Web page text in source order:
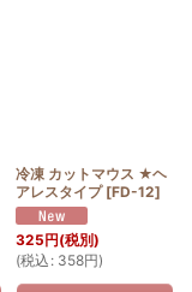
冷凍 カットマウス ★ヘ
アレスタイプ [FD-12]
325円(税別)
(税込 : 358円)